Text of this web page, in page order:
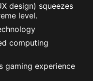
design) squeezes
level.
computing
gaming experience